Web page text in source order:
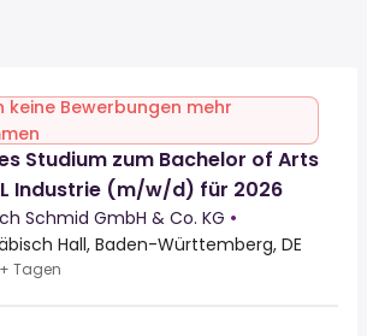
keine Bewerbungen mehr
Studium zum Bachelor of Arts
Industrie (m/w/d) für 2026
Schmid GmbH & Co. KG •
Hall, Baden-Württemberg, DE
Tagen